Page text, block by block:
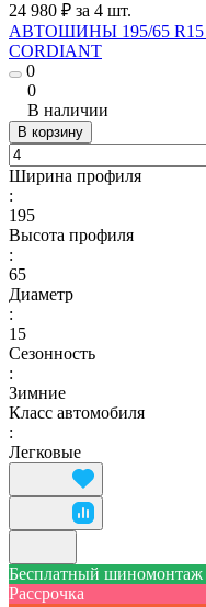
24 980 ₽ за 4 шт.
АВТОШИНЫ 195/65 R15
CORDIANT
0
0
В наличии
В корзину
Ширина профиля
:
195
Высота профиля
:
65
Диаметр
:
15
Сезонность
:
Зимние
Класс автомобиля
:
Легковые
Бесплатный шиномонтаж
Рассрочка